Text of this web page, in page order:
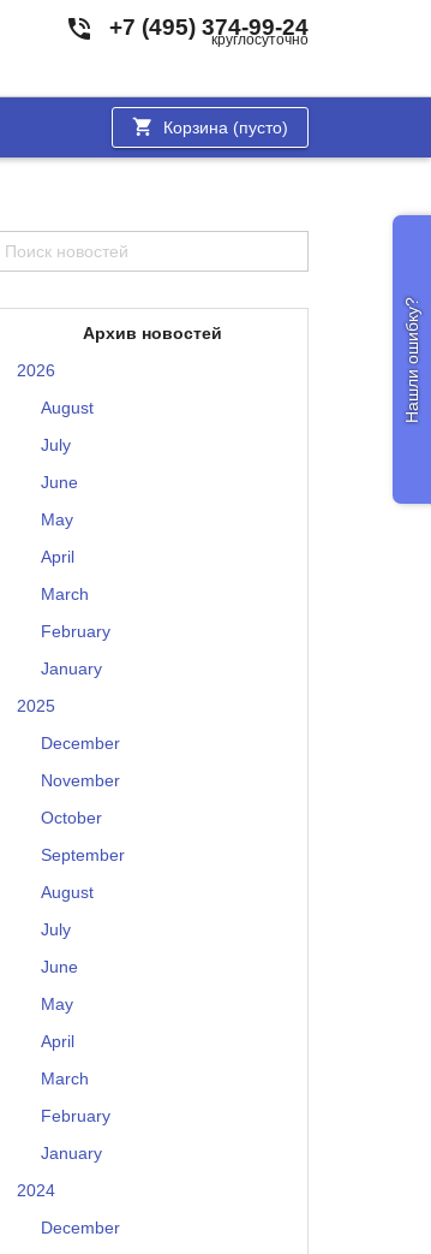
+7 (495) 374-99-24
круглосуточно
Корзина (пусто)
Архив новостей
2026
August
July
June
May
April
March
February
January
2025
December
November
October
September
August
July
June
May
April
March
February
January
2024
December
Нашли ошибку?